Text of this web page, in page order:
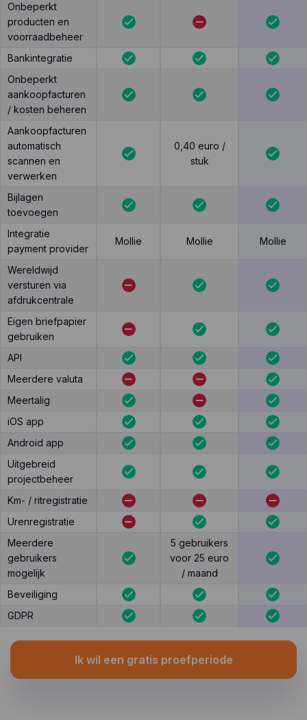
Onbeperkt
producten en
voorraadbeheer
Bankintegratie
Onbeperkt
aankoopfacturen
/ kosten beheren
Aankoopfacturen
automatisch
scannen en
verwerken
0,40 euro /
stuk
Bijlagen
toevoegen
Integratie
payment provider
Mollie Mollie Mollie
Wereldwijd
versturen via
afdrukcentrale
Eigen briefpapier
gebruiken
API
Meerdere valuta
Meertalig
iOS app
Android app
Uitgebreid
projectbeheer
Km- / ritregistratie
Urenregistratie
Meerdere
gebruikers
mogelijk
5 gebruikers
voor 25 euro
/ maand
Beveiliging
GDPR
Ik wil een gratis proefperiode